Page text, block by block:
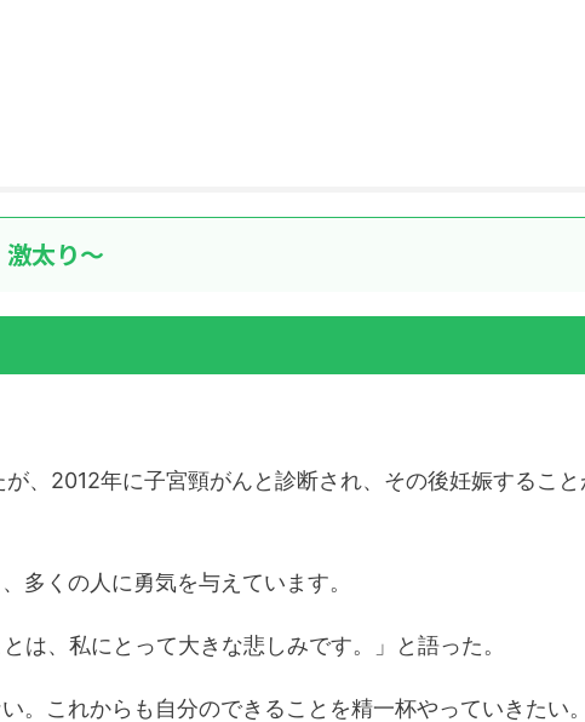
太り～
、2012年に子宮頸がんと診断され、その後妊娠するこ
多くの人に勇気を与えています。
は、私にとって大きな悲しみです。」と語った。
。これからも自分のできることを精一杯やっていきたい